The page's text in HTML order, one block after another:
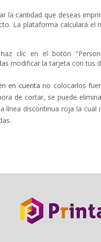
la cantidad que deseas
La plataforma calculará el
clic en el botón
modificar la tarjeta con tus
en cuentano colocarlos
de cortar, se puede
línea discontinua roja la cual